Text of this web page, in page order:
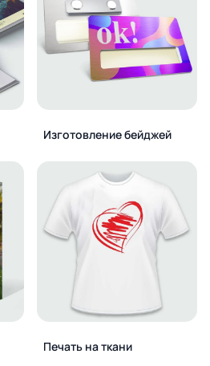
Изготовление бейджей
Печать на ткани